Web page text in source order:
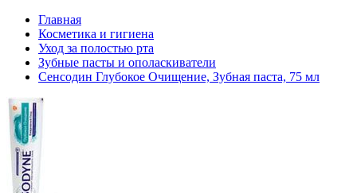
Главная
Косметика и гигиена
Уход за полостью рта
Зубные пасты и ополаскиватели
Сенсодин Глубокое Очищение, Зубная паста, 75 мл